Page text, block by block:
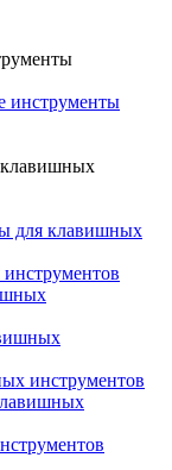
инструменты
клавишных
для клавишных
инструментов